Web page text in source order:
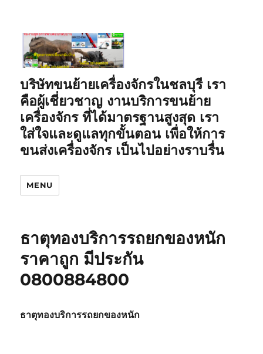
บริษัทขนย้ายเครื่องจักรในชลบุรี เรา
คือผู้เชี่ยวชาญ งานบริการขนย้าย
เครื่องจักร ที่ได้มาตรฐานสูงสุด เรา
ใส่ใจและดูแลทุกขั้นตอน เพื่อให้การ
ขนส่งเครื่องจักร เป็นไปอย่างราบรื่น
MENU
ธาตุทองบริการรถยกของหนัก
ราคาถูก มีประกัน
0800884800
ธาตุทองบริการรถยกของหนัก